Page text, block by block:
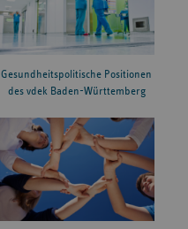
Gesundheitspolitische Positionen
des vdek Baden-Württemberg